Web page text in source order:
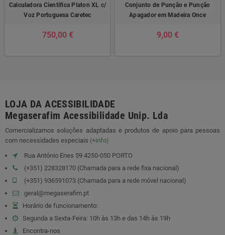
Calculadora Científica Platon XL c/
Voz Portuguesa Caretec
750,00 €
Conjunto de Punção e Punção
Apagador em Madeira Once
9,00 €
LOJA DA ACESSIBILIDADE
Megaserafim Acessibilidade Unip. Lda
Comercializamos soluções adaptadas e produtos de apoio para pessoas
com necessidades especiais (+info)
Rua António Enes 59 4250-050 PORTO
(+351) 228328170 (Chamada para a rede fixa nacional)
(+351) 936591073 (Chamada para a rede móvel nacional)
geral@megaserafim.pt
Horário de funcionamento:
Segunda a Sexta-Feira: 10h às 13h e das 14h às 19h
Encontra-nos